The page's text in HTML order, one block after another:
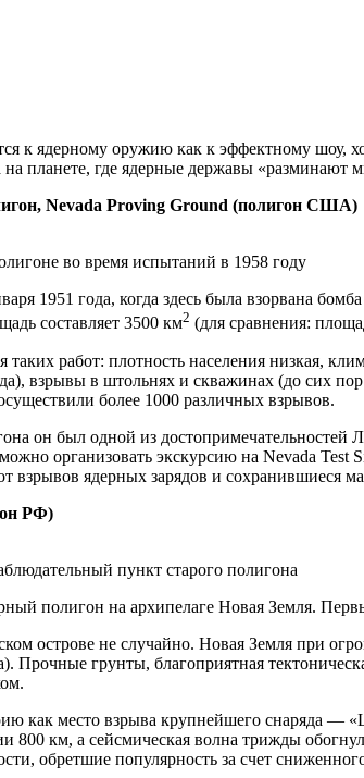
к ядерному оружию как к эффектному
планете, где ядерные державы «разминают
Nevada Proving Ground (полигон США)
во время испытаний в 1958 году
1951 года, когда здесь была взорвана
составляет 3500 км2 (для сравнения:
таких работ: плотность населения низкая,
взрывы в штольнях и скважинах (до сих
более 1000 различных взрывов.
он был одной из достопримечательностей
организовать экскурсию на Nevada
взрывов ядерных зарядов и сохранившиеся
РФ)
пункт старого полигона
полигон на архипелаге Новая Земля.
острове не случайно. Новая Земля при
Прочные грунты, благоприятная
как место взрыва крупнейшего снаряда —
800 км, а сейсмическая волна трижды
обретшие популярность за счет